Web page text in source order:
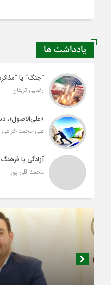
یادداشت ها
“جنگ” یا
رضایی تربقان
«علی‌الاصول»،
علی محمد خزاعی
آزادگی یا
محمد قلی پور